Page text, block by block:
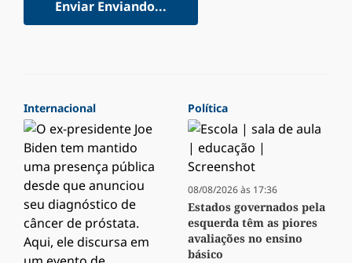
Enviar Enviando...
Internacional Política
08/08/2026 às 17:36
Estados governados pela
esquerda têm as piores
avaliações no ensino
básico